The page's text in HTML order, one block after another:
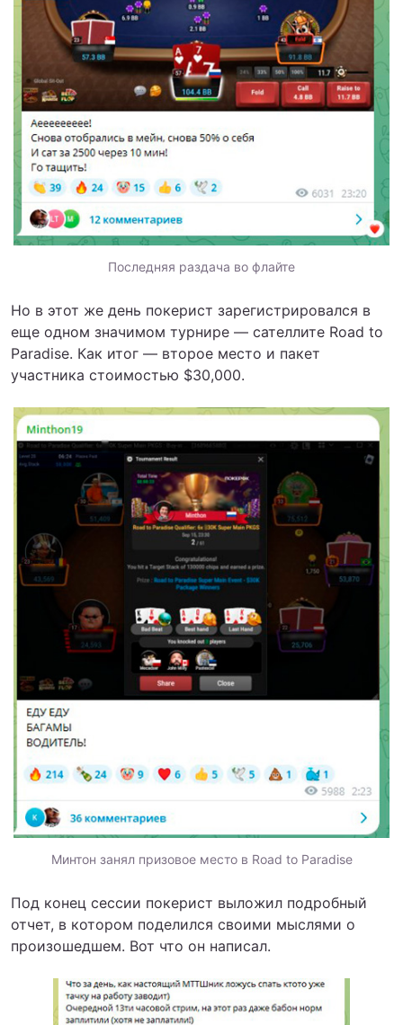
Последняя раздача во флайте
Но в этот же день покерист зарегистрировался в
еще одном значимом турнире — сателлите Road to
Paradise. Как итог — второе место и пакет
участника стоимостью $30,000.
Минтон занял призовое место в Road to Paradise
Под конец сессии покерист выложил подробный
отчет, в котором поделился своими мыслями о
произошедшем. Вот что он написал.